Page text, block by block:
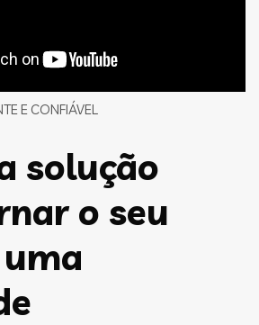
E CONFIÁVEL
solução
o seu